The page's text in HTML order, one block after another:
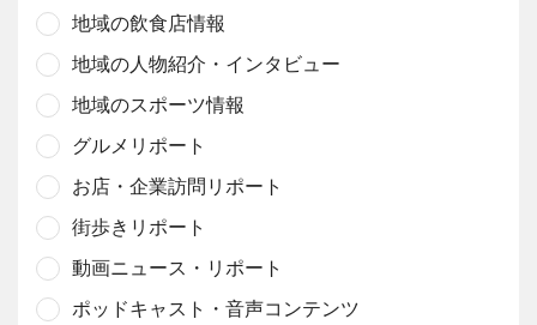
地域の飲食店情報
地域の人物紹介・インタビュー
地域のスポーツ情報
グルメリポート
お店・企業訪問リポート
街歩きリポート
動画ニュース・リポート
ポッドキャスト・音声コンテンツ